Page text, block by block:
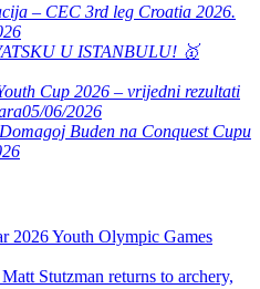
– CEC 3rd leg Croatia 2026.
U ISTANBULU! 🥇
Cup 2026 – vrijedni rezultati
05/06/2026
Buden na Conquest Cupu
2026 Youth Olympic Games
Stutzman returns to archery,